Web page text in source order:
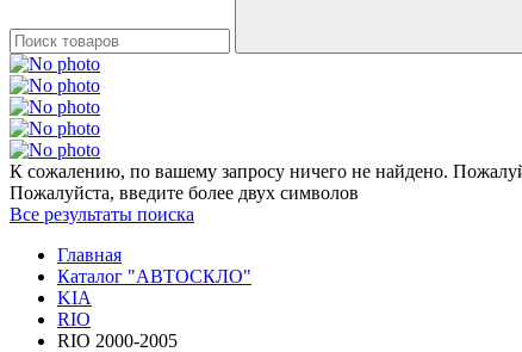
К сожалению, по вашему запросу ничего не найдено.
Пожалуйста, введите более двух символов
Все результаты поиска
Главная
Каталог "АВТОСКЛО"
KIA
RIO
RIO 2000-2005